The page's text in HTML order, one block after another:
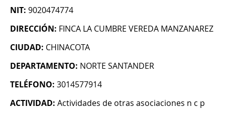
NIT: 9020474774
DIRECCIÓN: FINCA LA CUMBRE VEREDA MANZANAREZ
CIUDAD: CHINACOTA
DEPARTAMENTO: NORTE SANTANDER
TELÉFONO: 3014577914
ACTIVIDAD: Actividades de otras asociaciones n c p